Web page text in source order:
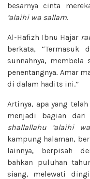
besarnya cinta
‘alaihi wa sallam.
Al-Hafizh Ibnu Hajar
berkata, “Termasuk
sunnahnya, membela
penentangnya. Amar
di dalam hadits ini.”
Artinya, apa yang
menjadi bagian
shallallahu ‘alaihi
kampung halaman,
lainnya, berpisah
bahkan puluhan
siang, melewati